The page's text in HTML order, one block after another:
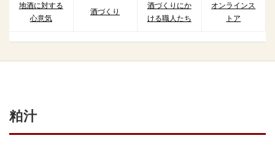
地酒に対する
心意気
酒づくり
酒づくりにか
ける職人たち
オンラインス
トア
粕汁